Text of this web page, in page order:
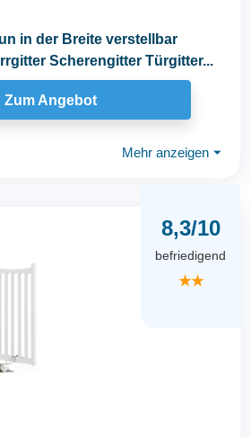
in der Breite verstellbar
Scherengitter Türgitter...
Zum Angebot
Mehr anzeigen ⏷
8,3/10
befriedigend
★★